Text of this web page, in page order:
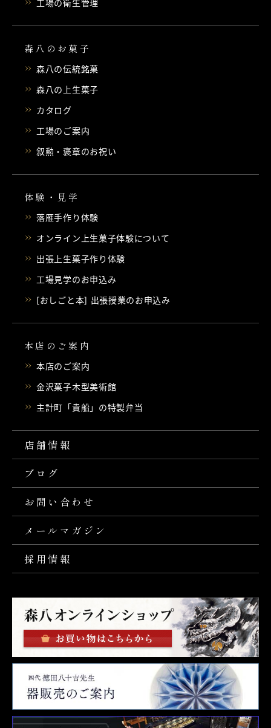
工場の衛生管理
森八のお菓子
森八の伝統銘菓
森八の上生菓子
カタログ
工場のご案内
叙勲・褒章のお祝い
体験・見学
落雁手作り体験
オンライン上生菓子体験について
出張上生菓子作り体験
工場見学のお申込み
[おしごと本] 出張授業のお申込み
本店のご案内
本店のご案内
金沢菓子木型美術館
主計町「貴船」の特製弁当
店舗情報
ブログ
お問い合わせ
メールマガジン
採用情報